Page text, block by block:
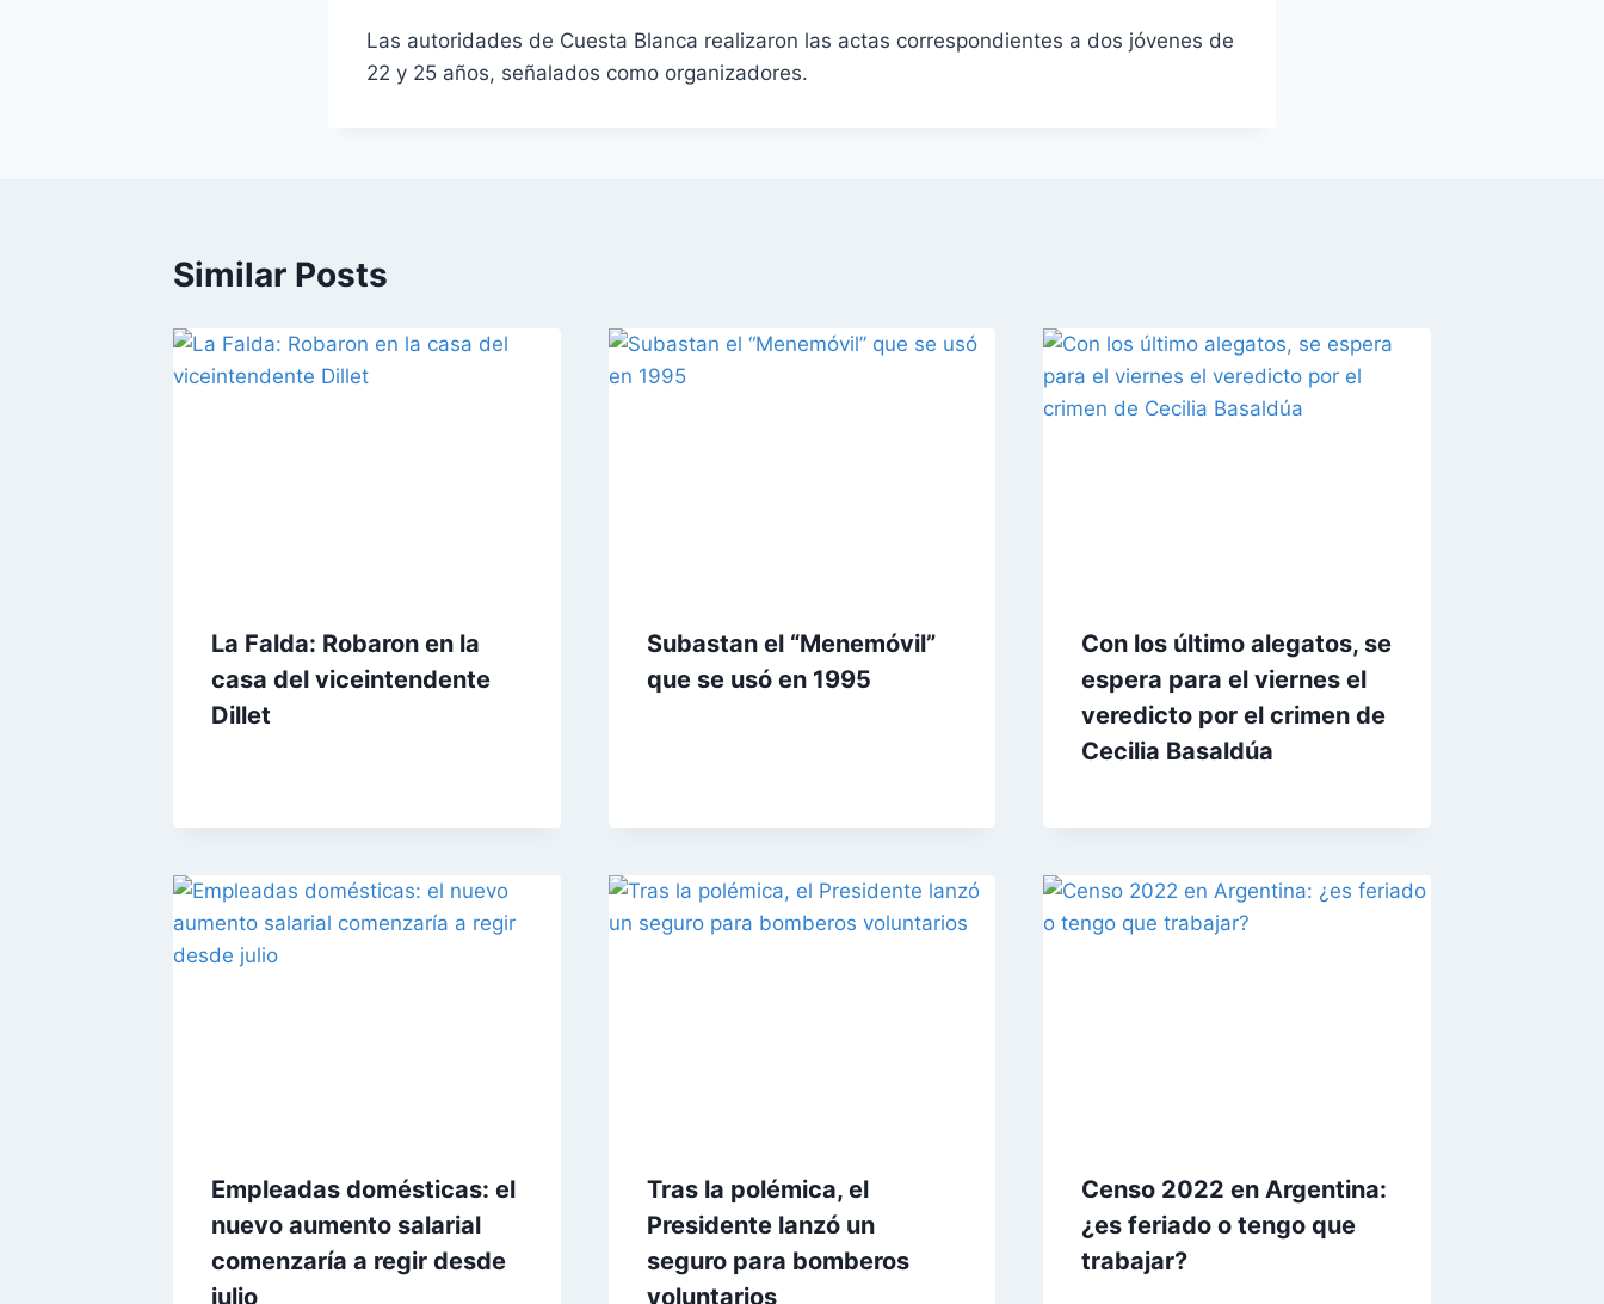
Las autoridades de Cuesta Blanca realizaron las actas correspondientes a dos jóvenes de
22 y 25 años, señalados como organizadores.
Similar Posts
La Falda: Robaron en la
casa del viceintendente
Dillet
Subastan el “Menemóvil”
que se usó en 1995
Con los último alegatos, se
espera para el viernes el
veredicto por el crimen de
Cecilia Basaldúa
Empleadas domésticas: el
nuevo aumento salarial
comenzaría a regir desde
julio
Tras la polémica, el
Presidente lanzó un
seguro para bomberos
voluntarios
Censo 2022 en Argentina:
¿es feriado o tengo que
trabajar?